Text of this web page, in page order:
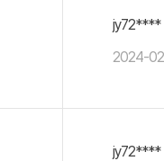
jy72****
2024-
jy72****